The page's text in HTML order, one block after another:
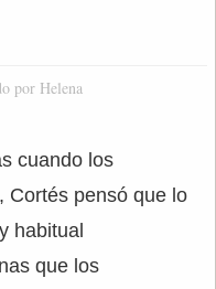
por Helena
cuando los
Cortés pensó que lo
habitual
que los